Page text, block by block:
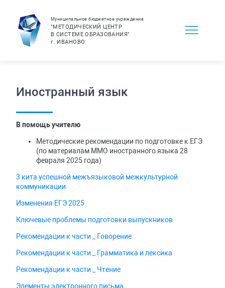
Муниципальное бюджетное учреждение
"МЕТОДИЧЕСКИЙ ЦЕНТР
В СИСТЕМЕ ОБРАЗОВАНИЯ"
г. ИВАНОВО
Иностранный язык
В помощь учителю
Методические рекомендации по подготовке к ЕГЭ
(по материалам ММО иностранного языка 28
февраля 2025 года)
3 кита успешной межъязыковой межкультурной
коммуникации
Изменения ЕГЭ 2025
Ключевые проблемы подготовки выпускников
Рекомендации к части _ Говорение
Рекомендации к части _ Грамматика и лексика
Рекомендации к части _ Чтение
Элементы электронного письма